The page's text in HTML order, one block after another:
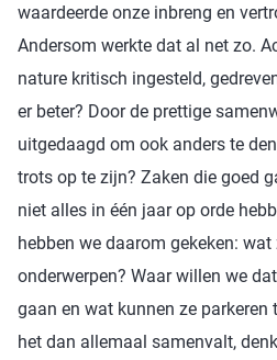
waardeerde onze inbreng en
Andersom werkte dat al net zo.
nature kritisch ingesteld,
er beter? Door de prettige
uitgedaagd om ook anders te
trots op te zijn? Zaken die goed
niet alles in één jaar op orde
hebben we daarom gekeken:
onderwerpen? Waar willen we
gaan en wat kunnen ze
het dan allemaal samenvalt,